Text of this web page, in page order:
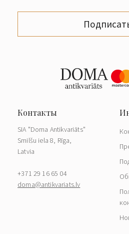
SIA "Doma Antikvariāts"
Smilšu iela 8, Rīga,
Latvia
+371 29 16 65 04
doma@antikvariats.lv